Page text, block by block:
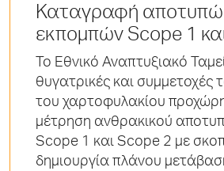
Καταγραφή
εκπομπών Scope 1
Το Εθνικό Αναπτυξιακό
θυγατρικές και συμμετοχές
του χαρτοφυλακίου
μέτρηση ανθρακικού
Scope 1 και Scope 2 με
δημιουργία πλάνου